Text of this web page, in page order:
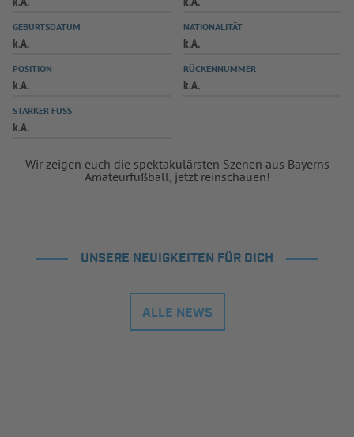
SPIELPLUS
GEBURTSDATUM
k.A.
NATIONALITÄT
k.A.
POSITION
k.A.
RÜCKENNUMMER
k.A.
STARKER FUSS
k.A.
Wir zeigen euch die spektakulärsten Szenen aus Bayerns
Amateurfußball, jetzt reinschauen!
UNSERE NEUIGKEITEN FÜR DICH
ALLE NEWS